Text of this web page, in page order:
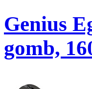
Genius
gomb,